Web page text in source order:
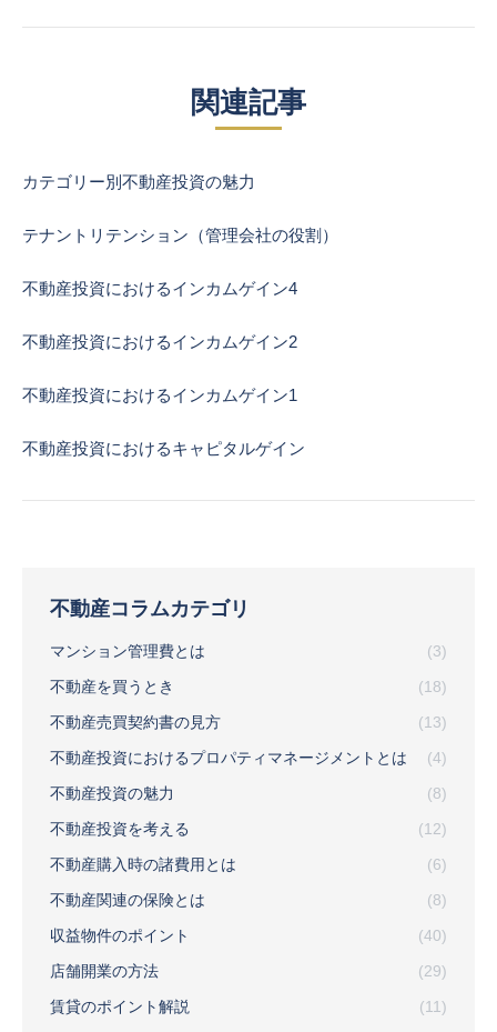
関連記事
カテゴリー別不動産投資の魅力
テナントリテンション（管理会社の役割）
不動産投資におけるインカムゲイン4
不動産投資におけるインカムゲイン2
不動産投資におけるインカムゲイン1
不動産投資におけるキャピタルゲイン
不動産コラムカテゴリ
マンション管理費とは
(3)
不動産を買うとき
(18)
不動産売買契約書の見方
(13)
不動産投資におけるプロパティマネージメントとは
(4)
不動産投資の魅力
(8)
不動産投資を考える
(12)
不動産購入時の諸費用とは
(6)
不動産関連の保険とは
(8)
収益物件のポイント
(40)
店舗開業の方法
(29)
賃貸のポイント解説
(11)